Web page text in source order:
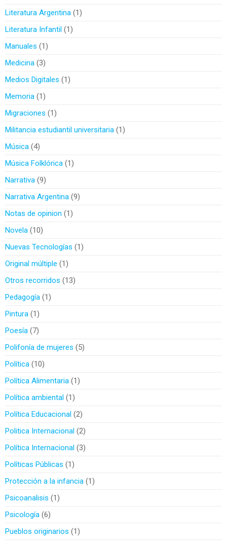
Literatura Argentina 1
Literatura Infantil 1
Manuales
1
Medicina 3
Medios Digitales
1
Memoria 1
Migraciones
1
Militancia estudiantil universitaria 1
Música 4
Música Folklórica 1
Narrativa 9
Narrativa Argentina 9
Notas de opinion
1
Novela 10
Nuevas Tecnologías
1
Original múltiple
1
Otros recorridos
13
Pedagogía 1
Pintura 1
Poesía 7
Polifonía de mujeres
5
Política 10
Política Alimentaria 1
Política ambiental 1
Política Educacional 2
Politica Internacional 2
Política Internacional 3
Políticas Públicas
1
Protección a la infancia 1
Psicoanalisis
1
Psicología 6
Pueblos originarios
1